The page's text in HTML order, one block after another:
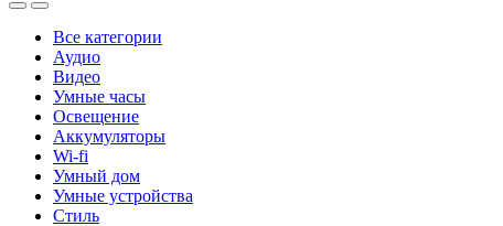
Все категории
Аудио
Видео
Умные часы
Освещение
Аккумуляторы
Wi-fi
Умный дом
Умные устройства
Стиль